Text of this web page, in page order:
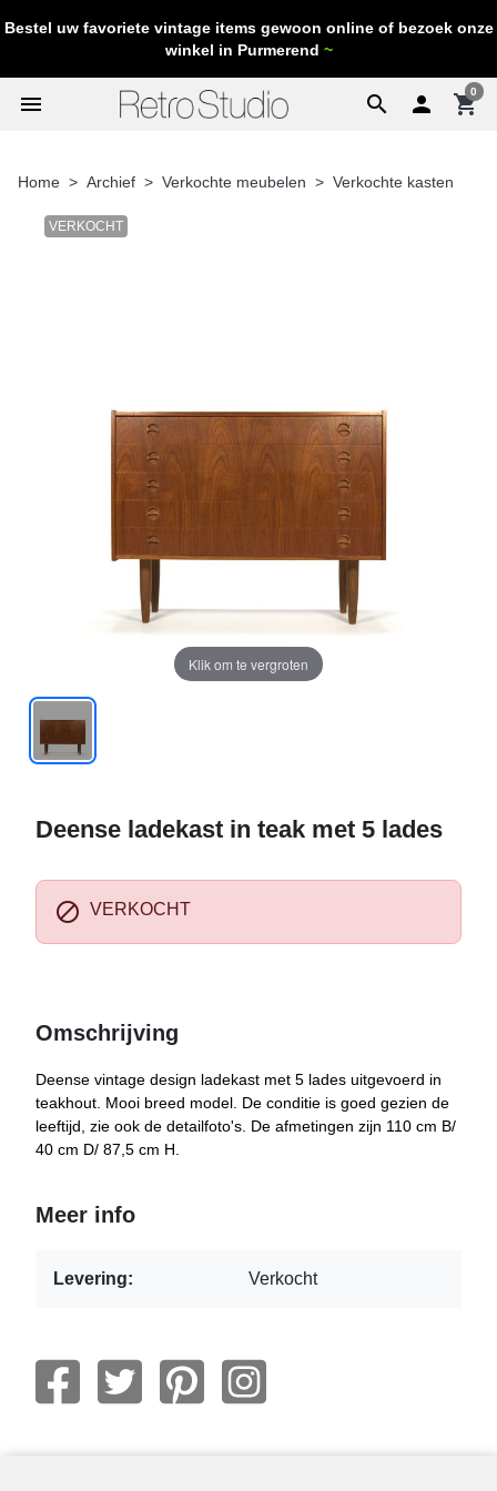
Bestel uw favoriete vintage items gewoon online of bezoek onze
winkel in Purmerend ~
search
menu  shopping_cart
0
Home Archief Verkochte meubelen Verkochte kasten
VERKOCHT
Klik om te vergroten
Deense ladekast in teak met 5 lades
 VERKOCHT
Omschrijving
Deense vintage design ladekast met 5 lades uitgevoerd in
teakhout. Mooi breed model. De conditie is goed gezien de
leeftijd, zie ook de detailfoto's. De afmetingen zijn 110 cm B/
40 cm D/ 87,5 cm H.
Meer info
Levering: Verkocht